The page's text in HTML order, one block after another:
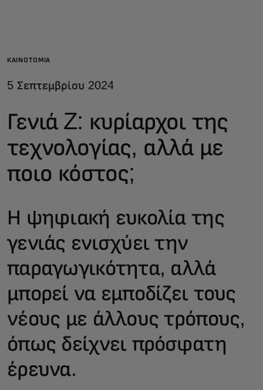
Για επιχειρήσεις
Για τον κόσμο
Για καινοτόμους
Νέα και τάσεις
ΚΑΙΝΟΤΟΜΊΑ
5 Σεπτεμβρίου 2024
Γενιά Z: κυρίαρχοι της
τεχνολογίας, αλλά με
ποιο κόστος;
Η ψηφιακή ευκολία της
γενιάς ενισχύει την
παραγωγικότητα, αλλά
μπορεί να εμποδίζει τους
νέους με άλλους τρόπους,
όπως δείχνει πρόσφατη
έρευνα.